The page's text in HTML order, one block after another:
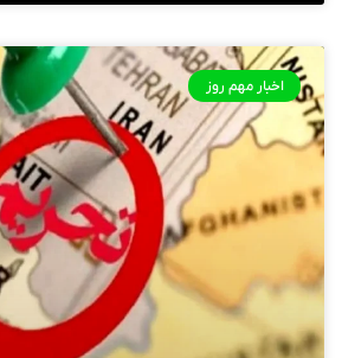
اخبار مهم روز